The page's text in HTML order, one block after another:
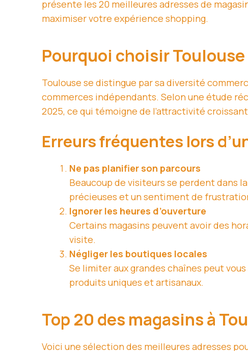
présente les 20 meilleures adresses de
maximiser votre expérience shopping.
Pourquoi choisir
Toulouse se distingue par sa diversité
commerces indépendants. Selon une étude
2025, ce qui témoigne de l’attractivité
Erreurs fréquentes lors
Ne pas planifier son parcours
Beaucoup de visiteurs se perdent dans
précieuses et un sentiment de
Ignorer les heures d’ouverture
Certains magasins peuvent avoir des
visite.
Négliger les boutiques locales
Se limiter aux grandes chaînes peut
produits uniques et artisanaux.
Top 20 des magasins à
Voici une sélection des meilleures adresses